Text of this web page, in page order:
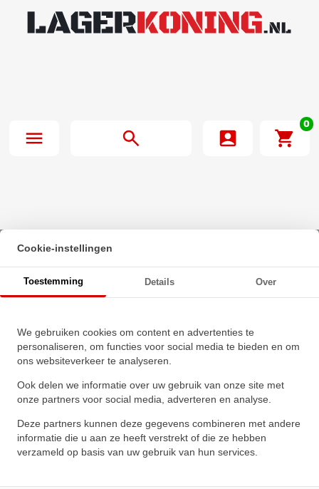
0
Beginpagina·
INA Lagerblok Plaatstaal Rond RAY30 (30mm)
Cookie-instellingen
Toestemming Details Over
We gebruiken cookies om content en advertenties te
personaliseren, om functies voor social media te bieden en om
ons websiteverkeer te analyseren.
Ook delen we informatie over uw gebruik van onze site met
onze partners voor social media, adverteren en analyse.
Deze partners kunnen deze gegevens combineren met andere
informatie die u aan ze heeft verstrekt of die ze hebben
verzameld op basis van uw gebruik van hun services.
INA Lagerblok Plaatstaal Rond
RAY30 (30mm)
★★★★★
★★★★★
Schrijf een review!